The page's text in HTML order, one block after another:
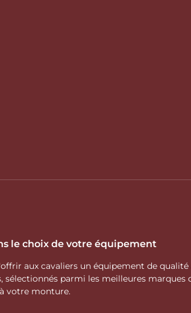
le choix de votre équipement
aux cavaliers un équipement de
parmi les meilleures
votre monture.